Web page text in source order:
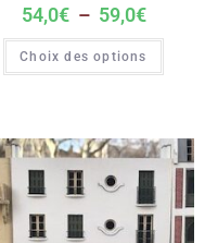
54,0€ – 59,0€
Choix des options